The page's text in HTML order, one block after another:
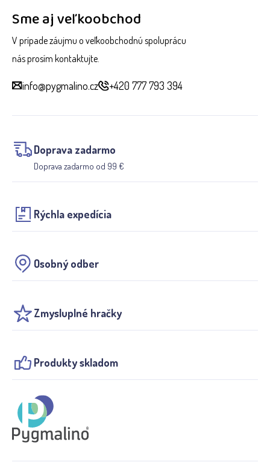
Sme aj veľkoobchod
V prípade záujmu o veľkoobchodnú spoluprácu
nás prosím kontaktujte.
info@pygmalino.cz +420 777 793 394
Doprava zadarmo
Doprava zadarmo od 99 €
Rýchla expedícia
Osobný odber
Zmysluplné hračky
Produkty skladom